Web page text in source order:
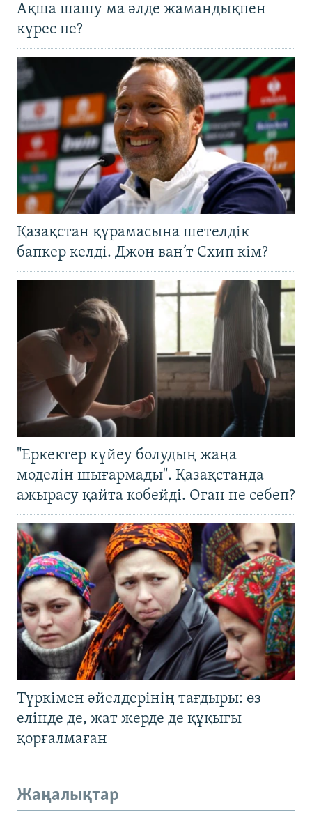
Ақша шашу ма әлде жамандықпен
күрес пе?
Қазақстан құрамасына шетелдік
бапкер келді. Джон ван’т Схип кім?
"Еркектер күйеу болудың жаңа
моделін шығармады". Қазақстанда
ажырасу қайта көбейді. Оған не себеп?
Түркімен әйелдерінің тағдыры: өз
елінде де, жат жерде де құқығы
қорғалмаған
Жаңалықтар